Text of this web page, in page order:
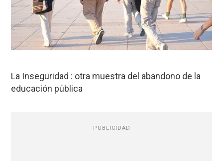
La Inseguridad : otra muestra del abandono de la
educación pública
PUBLICIDAD